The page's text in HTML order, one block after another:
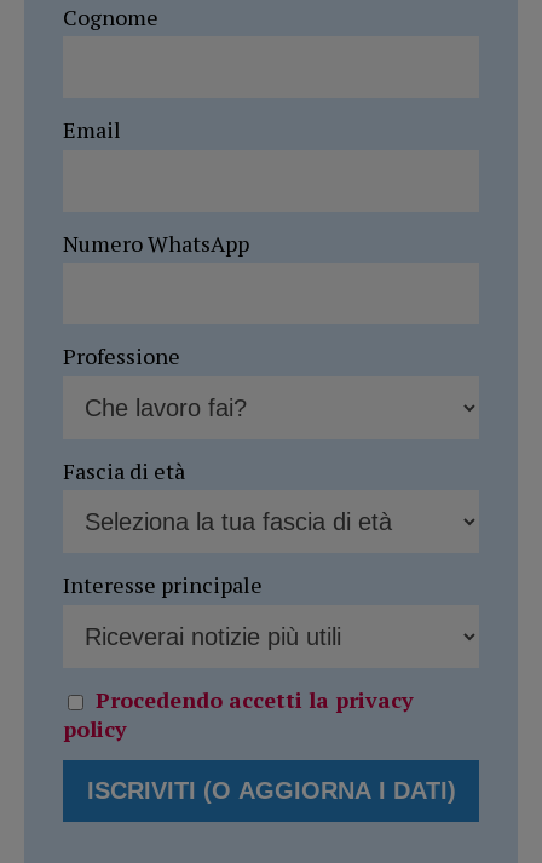
Cognome
Email
Numero WhatsApp
Professione
Fascia di età
Interesse principale
Procedendo accetti la privacy
policy